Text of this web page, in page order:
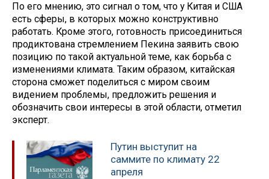
По его мнению, это сигнал о том, что у Китая и США
есть сферы, в которых можно конструктивно
работать. Кроме этого, готовность присоединиться
продиктована стремлением Пекина заявить свою
позицию по такой актуальной теме, как борьба с
изменениями климата. Таким образом, китайская
сторона сможет поделиться с миром своим
видением проблемы, предложить решения и
обозначить свои интересы в этой области, отметил
эксперт.
Путин выступит на
саммите по климату 22
апреля